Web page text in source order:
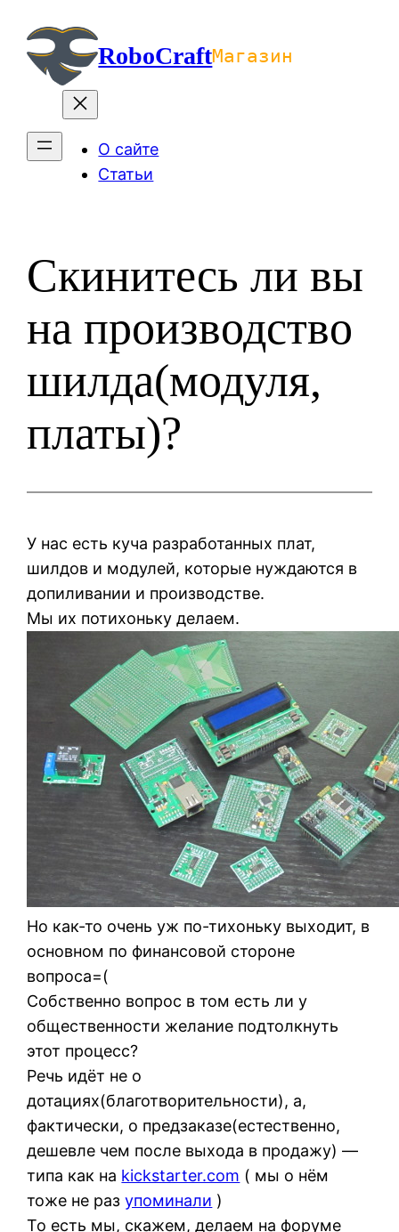
содержимомуRoboCraftМагазин
О сайте
Статьи
Скинитесь ли вы
на производство
шилда(модуля,
платы)?
У нас есть куча разработанных плат,
шилдов и модулей, которые нуждаются в
допиливании и производстве.
Мы их потихоньку делаем.
Но как-то очень уж по-тихоньку выходит, в
основном по финансовой стороне
вопроса=(
Собственно вопрос в том есть ли у
общественности желание подтолкнуть
этот процесс?
Речь идёт не о
дотациях(благотворительности), а,
фактически, о предзаказе(естественно,
дешевле чем после выхода в продажу) —
типа как на kickstarter.com ( мы о нём
тоже не разупоминали )
То есть мы, скажем, делаем на форуме